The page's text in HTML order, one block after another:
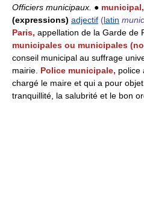
Officiers municipaux. ●
(expressions) adjectif (latin
Paris, appellation de la Garde de
municipales ou municipales
conseil municipal au suffrage
mairie. Police municipale, police
chargé le maire et qui a pour
tranquillité, la salubrité et le bon